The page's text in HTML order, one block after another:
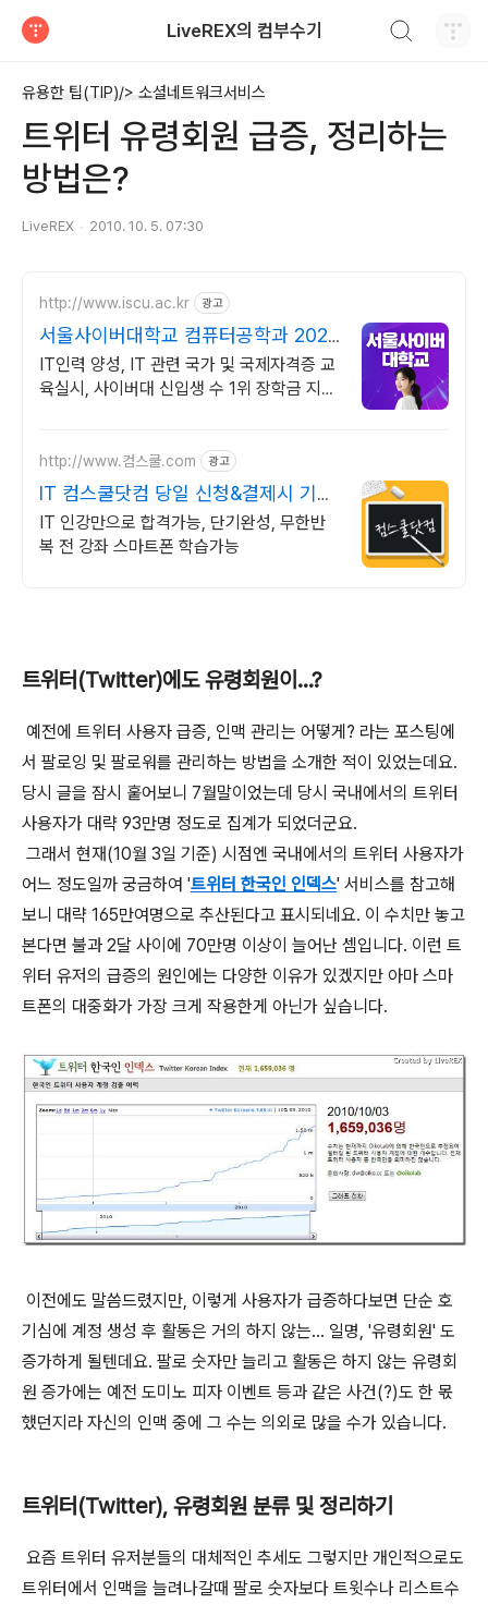
LiveREX의 컴부수기
유용한 팁(TIP)/> 소셜네트워크서비스
트위터 유령회원 급증, 정리하는
방법은?
LiveREX 2010. 10. 5. 07:30
http://www.iscu.ac.kr 광고
서울사이버대학교 컴퓨터공학과 2026
가을학기 신편입생
IT인력 양성, IT 관련 국가 및 국제자격증 교
육실시, 사이버대 신입생 수 1위 장학금 지급
http://www.컴스쿨.com 광고
IT 컴스쿨닷컴 당일 신청&결제시 기프
티콘!
IT 인강만으로 합격가능, 단기완성, 무한반
복 전 강좌 스마트폰 학습가능
트위터(Twitter)에도 유령회원이...?
예전에 트위터 사용자 급증, 인맥 관리는 어떻게? 라는 포스팅에
서 팔로잉 및 팔로워를 관리하는 방법을 소개한 적이 있었는데요.
당시 글을 잠시 훝어보니 7월말이었는데 당시 국내에서의 트위터
사용자가 대략 93만명 정도로 집계가 되었더군요.
그래서 현재(10월 3일 기준) 시점엔 국내에서의 트위터 사용자가
어느 정도일까 궁금하여 '트위터 한국인 인덱스' 서비스를 참고해
보니 대략 165만여명으로 추산된다고 표시되네요. 이 수치만 놓고
본다면 불과 2달 사이에 70만명 이상이 늘어난 셈입니다. 이런 트
위터 유저의 급증의 원인에는 다양한 이유가 있겠지만 아마 스마
트폰의 대중화가 가장 크게 작용한게 아닌가 싶습니다.
이전에도 말씀드렸지만, 이렇게 사용자가 급증하다보면 단순 호
기심에 계정 생성 후 활동은 거의 하지 않는... 일명, '유령회원' 도
증가하게 될텐데요. 팔로 숫자만 늘리고 활동은 하지 않는 유령회
원 증가에는 예전 도미노 피자 이벤트 등과 같은 사건(?)도 한 몫
했던지라 자신의 인맥 중에 그 수는 의외로 많을 수가 있습니다.
트위터(Twitter), 유령회원 분류 및 정리하기
요즘 트위터 유저분들의 대체적인 추세도 그렇지만 개인적으로도
트위터에서 인맥을 늘려나갈때 팔로 숫자보다 트윗수나 리스트수